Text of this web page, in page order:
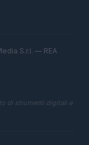
S.r.l. — REA
di strumenti digitali e